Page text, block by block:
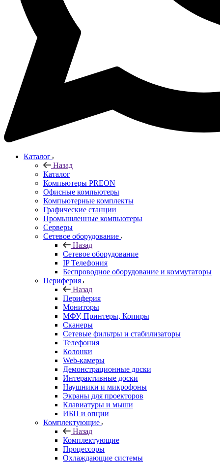
Каталог
Назад
Каталог
Компьютеры PREON
Офисные компьютеры
Компьютерные комплекты
Графические станции
Промышленные компьютеры
Серверы
Сетевое оборудование
Назад
Сетевое оборудование
IP Телефония
Беспроводное оборудование и коммутаторы
Периферия
Назад
Периферия
Мониторы
МФУ, Принтеры, Копиры
Сканеры
Сетевые фильтры и стабилизаторы
Телефония
Колонки
Web-камеры
Демонстрационные доски
Интерактивные доски
Наушники и микрофоны
Экраны для проекторов
Клавиатуры и мыши
ИБП и опции
Комплектующие
Назад
Комплектующие
Процессоры
Охлаждающие системы